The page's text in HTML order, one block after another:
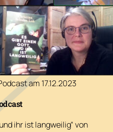
am 17.12.2023
ihr ist langweilig“ von